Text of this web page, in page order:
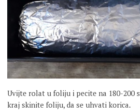
Uvijte rolat u foliju i pecite na 180-200
kraj skinite foliju, da se uhvati korica.